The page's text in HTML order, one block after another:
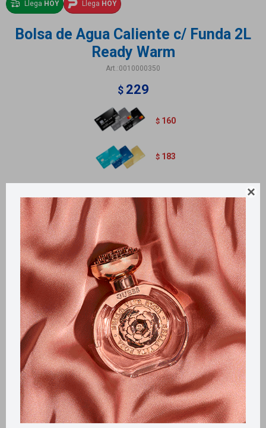

Llega HOY Llega HOY
Bolsa de Agua Caliente c/ Funda 2L
Ready Warm
0010000350
$ 229
$ 160
$ 183
Métodos y costos de envío
Retiros gratuitos en tiendas
Productos que te pueden interesar